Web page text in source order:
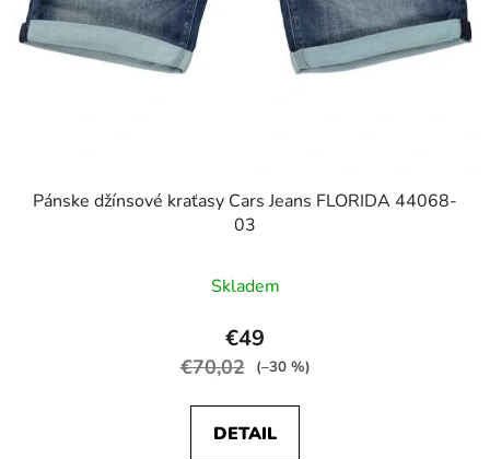
Pánske džínsové kraťasy Cars Jeans FLORIDA 44068-
03
Skladem
€49
€70,02 (–30 %)
DETAIL